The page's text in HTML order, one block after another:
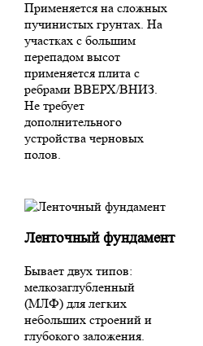
Применяется на сложных
пучинистых грунтах. На
участках с большим
перепадом высот
применяется плита с
ребрами ВВЕРХ/ВНИЗ.
Не требует
дополнительного
устройства черновых
полов.
Ленточный фундамент
Бывает двух типов:
мелкозаглубленный
(МЛФ) для легких
небольших строений и
глубокого заложения.